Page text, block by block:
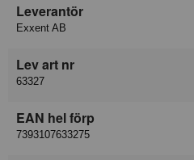
Leverantör
Exxent AB
Lev art nr
63327
EAN hel förp
7393107633275